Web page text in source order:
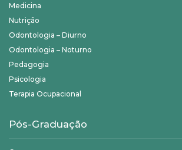
Medicina
Nutrição
Odontologia – Diurno
Odontologia – Noturno
Pedagogia
Psicologia
Terapia Ocupacional
Pós-Graduação